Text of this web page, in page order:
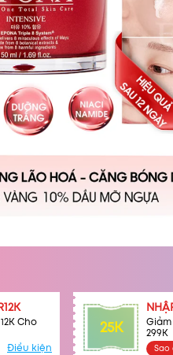
Cho
Điều kiện
25K
299K
Sao